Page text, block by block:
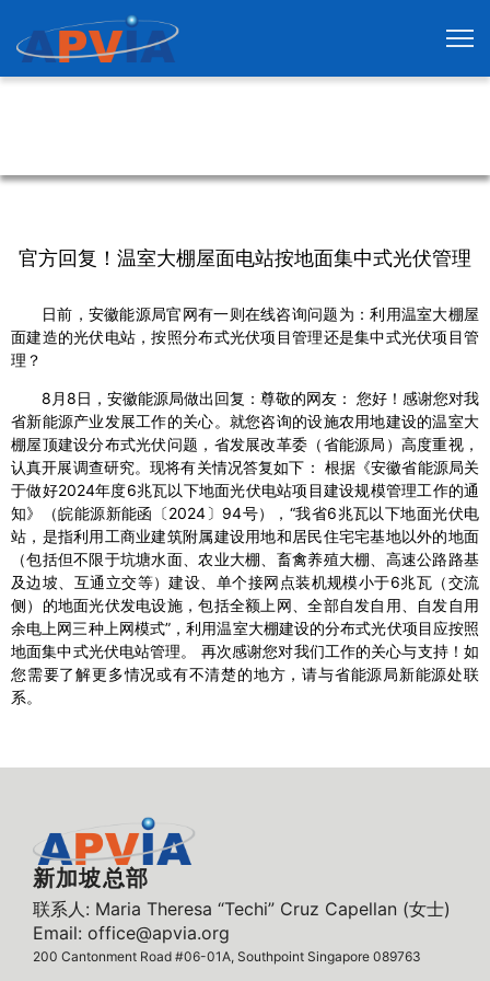
官方回复！温室大棚屋面电站按地面集中式光伏管理
日前，安徽能源局官网有一则在线咨询问题为：利用温室大棚屋
面建造的光伏电站，按照分布式光伏项目管理还是集中式光伏项目管
理？
8月8日，安徽能源局做出回复：尊敬的网友： 您好！感谢您对我
省新能源产业发展工作的关心。就您咨询的设施农用地建设的温室大
棚屋顶建设分布式光伏问题，省发展改革委（省能源局）高度重视，
认真开展调查研究。现将有关情况答复如下： 根据《安徽省能源局关
于做好2024年度6兆瓦以下地面光伏电站项目建设规模管理工作的通
知》（皖能源新能函〔2024〕94号），“我省6兆瓦以下地面光伏电
站，是指利用工商业建筑附属建设用地和居民住宅宅基地以外的地面
（包括但不限于坑塘水面、农业大棚、畜禽养殖大棚、高速公路路基
及边坡、互通立交等）建设、单个接网点装机规模小于6兆瓦（交流
侧）的地面光伏发电设施，包括全额上网、全部自发自用、自发自用
余电上网三种上网模式”，利用温室大棚建设的分布式光伏项目应按照
地面集中式光伏电站管理。 再次感谢您对我们工作的关心与支持！如
您需要了解更多情况或有不清楚的地方，请与省能源局新能源处联
系。
新加坡总部
联系人: Maria Theresa “Techi” Cruz Capellan (女士)
Email: office@apvia.org
200 Cantonment Road #06-01A, Southpoint Singapore 089763